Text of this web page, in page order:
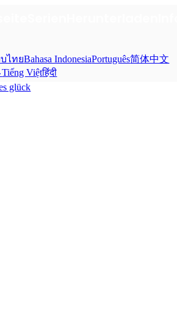
ไทยBahasa IndonesiaPortuguês简体中文
Tiếng Việtहिंदी
glück